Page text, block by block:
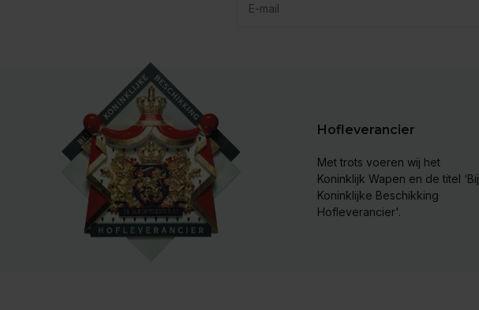
Hofleverancier
Met trots voeren wij het
Koninklijk Wapen en de titel ‘Bij
Koninklijke Beschikking
Hofleverancier'.